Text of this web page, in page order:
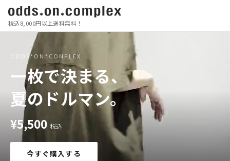
税込8,000円以上送料無料！
ODDS*ON*COMPLEX
一枚で決まる、
夏のドルマン。
¥5,500 税込
今すぐ購入する